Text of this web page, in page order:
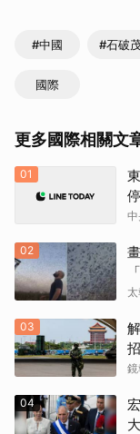
#中國 #石破
國際
更多國際相關文
01
02
03
鏡
04